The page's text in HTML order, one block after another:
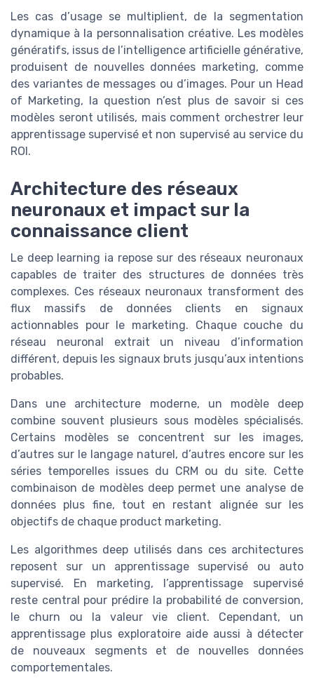
Les cas d’usage se multiplient, de la segmentation
dynamique à la personnalisation créative. Les modèles
génératifs, issus de l’intelligence artificielle générative,
produisent de nouvelles données marketing, comme
des variantes de messages ou d’images. Pour un Head
of Marketing, la question n’est plus de savoir si ces
modèles seront utilisés, mais comment orchestrer leur
apprentissage supervisé et non supervisé au service du
ROI.
Architecture des réseaux
neuronaux et impact sur la
connaissance client
Le deep learning ia repose sur des réseaux neuronaux
capables de traiter des structures de données très
complexes. Ces réseaux neuronaux transforment des
flux massifs de données clients en signaux
actionnables pour le marketing. Chaque couche du
réseau neuronal extrait un niveau d’information
différent, depuis les signaux bruts jusqu’aux intentions
probables.
Dans une architecture moderne, un modèle deep
combine souvent plusieurs sous modèles spécialisés.
Certains modèles se concentrent sur les images,
d’autres sur le langage naturel, d’autres encore sur les
séries temporelles issues du CRM ou du site. Cette
combinaison de modèles deep permet une analyse de
données plus fine, tout en restant alignée sur les
objectifs de chaque product marketing.
Les algorithmes deep utilisés dans ces architectures
reposent sur un apprentissage supervisé ou auto
supervisé. En marketing, l’apprentissage supervisé
reste central pour prédire la probabilité de conversion,
le churn ou la valeur vie client. Cependant, un
apprentissage plus exploratoire aide aussi à détecter
de nouveaux segments et de nouvelles données
comportementales.